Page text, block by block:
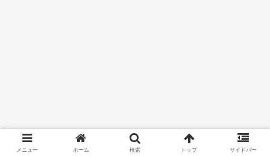
メニュー ホーム 検索 トップ サイドバー